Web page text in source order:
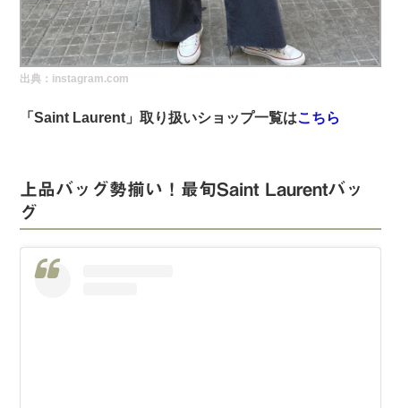
実録！海外ショップで買ってみた！
海外SHOP LIST
出典：instagram.com
「Saint Laurent」取り扱いショップ一覧はこちら
上品バッグ勢揃い！最旬Saint Laurentバッ
グ